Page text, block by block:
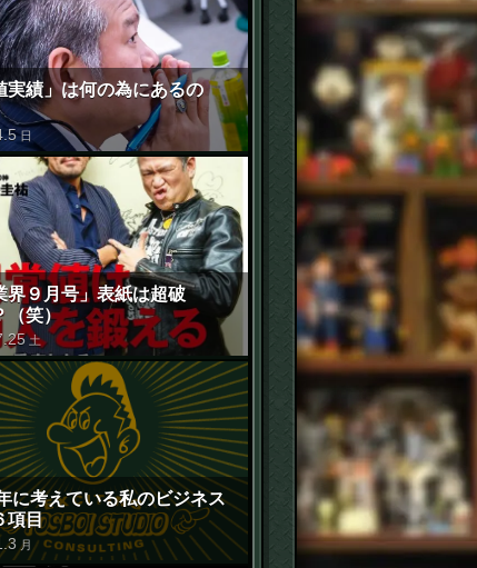
実績」は何の為にあるの
.5 日
界９月号」表紙は超破
（笑）
.25 土
に考えている私のビジネス
項目
.3 月